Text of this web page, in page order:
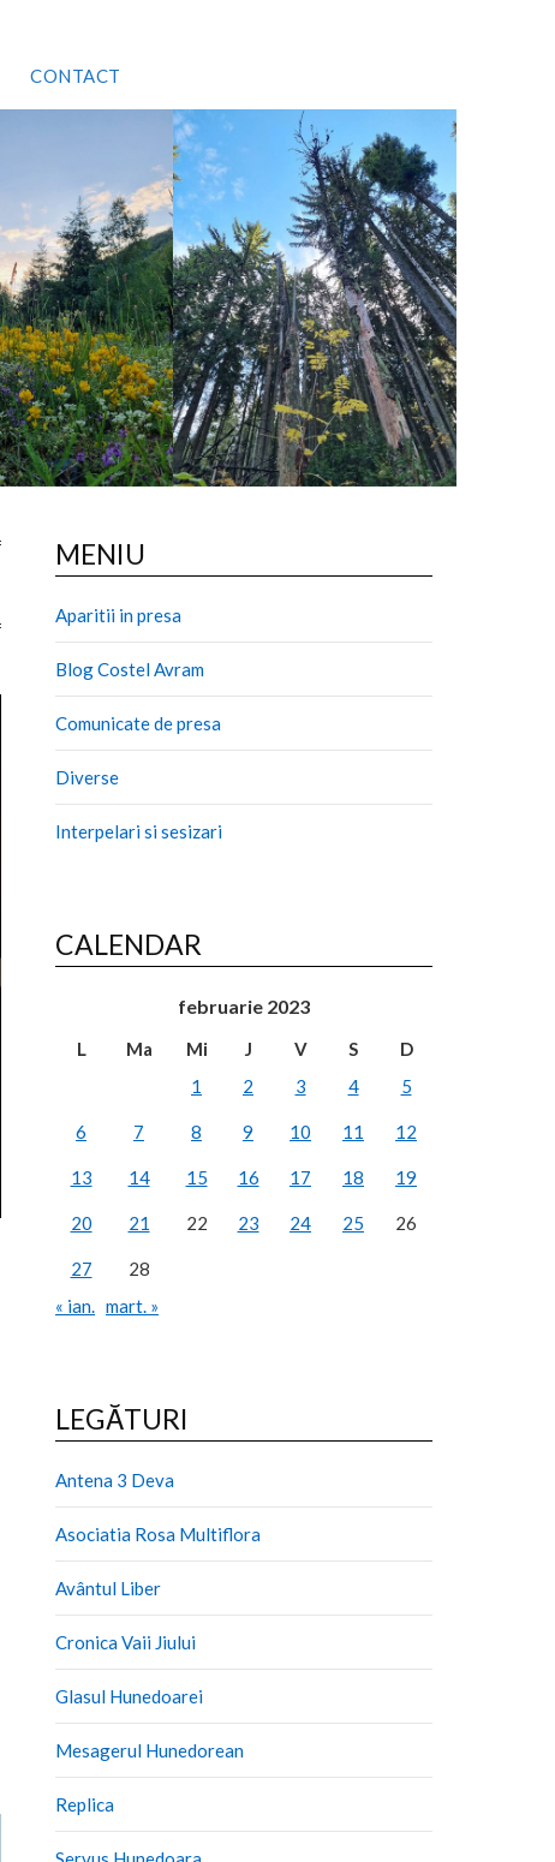
CONTACT
MENIU
Aparitii in presa
Blog Costel Avram
Comunicate de presa
Diverse
Interpelari si sesizari
CALENDAR
februarie 2023
L Ma Mi J V S
D
1
2 3 4 5
6 7 8 9 10 11 12
13 14 15 16 17 18 19
20 21 22 23 24 25 26
27
28
« ian. mart. »
LEGĂTURI
Antena 3 Deva
Asociatia Rosa Multiflora
Avântul Liber
Cronica Vaii Jiului
Glasul Hunedoarei
Mesagerul Hunedorean
Replica